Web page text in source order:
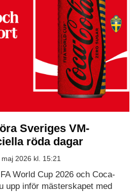
Sveriges VM-
röda dagar
2026 kl. 15:21
World Cup 2026 och Coca-
upp inför mästerskapet med